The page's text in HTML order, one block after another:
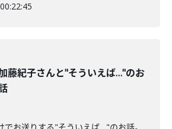
00:22:45
藤紀子さんと"そういえば…"のお